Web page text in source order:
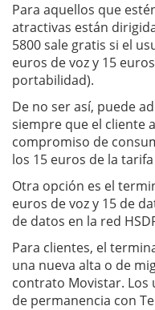
Para aquellos que
atractivas están
5800 sale gratis si el
euros de voz y 15
portabilidad).
De no ser así, puede
siempre que el cliente
compromiso de
los 15 euros de la
Otra opción es el
euros de voz y 15 de
de datos en la red
Para clientes, el
una nueva alta o de
contrato Movistar.
de permanencia con